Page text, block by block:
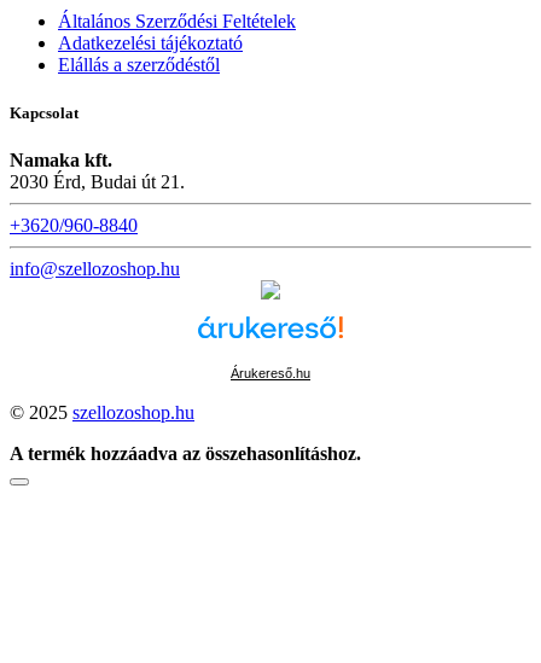
Általános Szerződési Feltételek
Adatkezelési tájékoztató
Elállás a szerződéstől
Kapcsolat
Namaka kft.
2030 Érd, Budai út 21.
+3620/960-8840
info@szellozoshop.hu
Árukereső.hu
© 2025 szellozoshop.hu
A termék hozzáadva az összehasonlításhoz.